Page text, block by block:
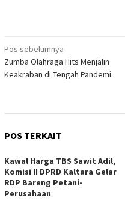
Navigasi
pos
Pos sebelumnya
Zumba Olahraga Hits Menjalin
Keakraban di Tengah Pandemi.
POS TERKAIT
Kawal Harga TBS Sawit Adil,
Komisi II DPRD Kaltara Gelar
RDP Bareng Petani-
Perusahaan